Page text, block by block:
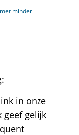
minder
in onze
geef gelijk